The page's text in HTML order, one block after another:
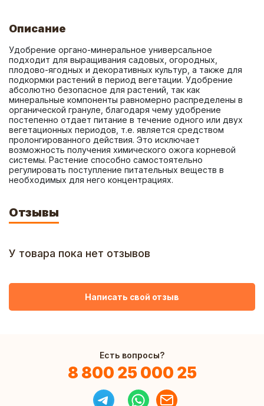
Описание
Удобрение органо-минеральное универсальное
подходит для выращивания садовых, огородных,
плодово-ягодных и декоративных культур, а также для
подкормки растений в период вегетации. Удобрение
абсолютно безопасное для растений, так как
минеральные компоненты равномерно распределены в
органической грануле, благодаря чему удобрение
постепенно отдает питание в течение одного или двух
вегетационных периодов, т.е. является средством
пролонгированного действия. Это исключает
возможность получения химического ожога корневой
системы. Растение способно самостоятельно
регулировать поступление питательных веществ в
необходимых для него концентрациях.
Отзывы
У товара пока нет отзывов
Написать свой отзыв
Есть вопросы?
8 800 25 000 25